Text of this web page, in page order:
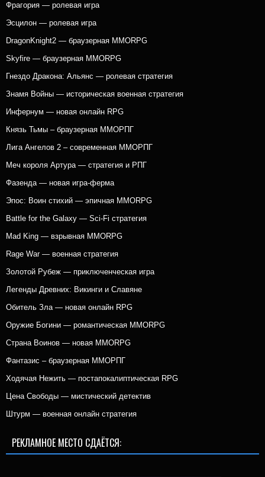
Фрагория — ролевая игра
Эсцилон — ролевая игра
DragonKnight2 — браузерная MMORPG
Skyfire — браузерная MMORPG
Гнездо Дракона: Альянс — ролевая стратегия
Знамя Войны — историческая военная стратегия
Инфернум — новая онлайн RPG
Князь Тьмы – браузерная ММОРПГ
Лига Ангелов 2 – современная ММОРПГ
Меч короля Артура — стратегия и РПГ
Фазенда — новая игра-ферма
Эпос: Воин стихий — эпичная MMORPG
Battle for the Galaxy — Sci-Fi стратегия
Mad King — взрывная MMORPG
Rage War — военная стратегия
Золотой Рубеж — приключенческая игра
Легенды Древних: Викинги и Славяне
Обитель Зла — новая онлайн RPG
Оружие Богини — романтическая MMORPG
Страна Воинов — новая MMORPG
Фантазис – браузерная ММОРПГ
Ходячая Нежить — постапокалиптическая RPG
Цена Свободы — мистический детектив
Штурм — военная онлайн стратегия
РЕКЛАМНОЕ МЕСТО СДАЁТСЯ: